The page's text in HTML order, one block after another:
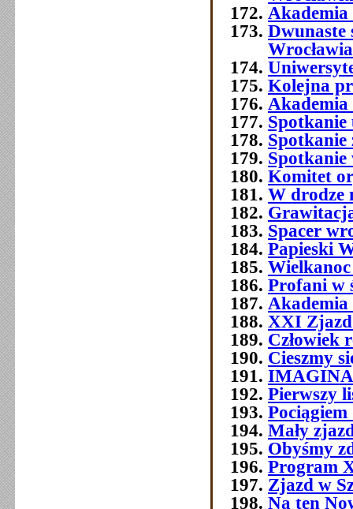
Dwunaste
Wrocławia
Kolejna
Akademia
Spotkanie
Spotkanie
Spotkanie
Komitet
W drodze
Spacer
Papieski
Profani w
XXI
Człowiek
Cieszmy
Pierwszy
Mały
Obyśmy
Program
Zjazd w
Na ten